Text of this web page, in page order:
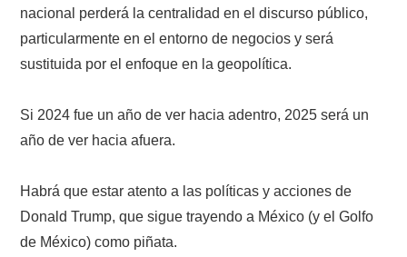
nacional perderá la centralidad en el discurso público,
particularmente en el entorno de negocios y será
sustituida por el enfoque en la geopolítica.
Si 2024 fue un año de ver hacia adentro, 2025 será un
año de ver hacia afuera.
Habrá que estar atento a las políticas y acciones de
Donald Trump, que sigue trayendo a México (y el Golfo
de México) como piñata.